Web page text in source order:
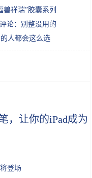
祥瑞”胶囊系列
论：别整没用的
人都会这么选
，让你的iPad成为
登场